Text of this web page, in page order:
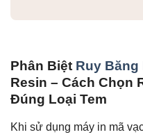
Phân Biệt Ruy Băng
Resin – Cách Chọn
Đúng Loại Tem
Khi sử dụng máy in mã